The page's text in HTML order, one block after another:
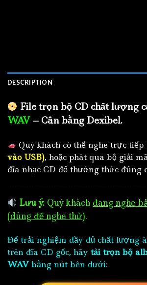
DESCRIPTION
File trọn bộ CD chất lượng
WAV – Cân bằng Dexibel.
Quý khách có thể nghe trực tiếp
vào USB), hoặc phát qua bộ giải
đĩa nhạc CD để thưởng thức đúng
Lưu ý: Quý khách đang nghe
(dùng để nghe thử).
Để trải nghiệm đầy đủ chất lượng
trên đĩa CD gốc, hãy tải trọn bộ
WAV bằng nút bên dưới: